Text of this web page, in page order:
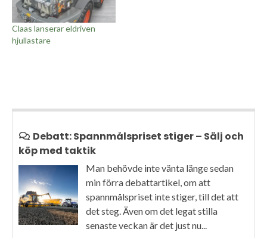
Claas lanserar eldriven
hjullastare
Debatt: Spannmålspriset stiger – Sälj och
köp med taktik
Man behövde inte vänta länge sedan
min förra debattartikel, om att
spannmålspriset inte stiger, till det att
det steg. Även om det legat stilla
senaste veckan är det just nu...